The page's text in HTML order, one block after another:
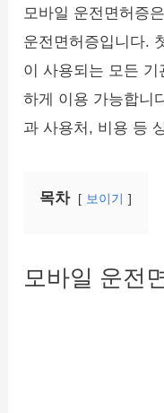
모바일 운전면허증
운전면허증입니다.
이 사용되는 모든 기
하게 이용 가능합니
과 사용처, 비용 등
목차 보이기
모바일 운전